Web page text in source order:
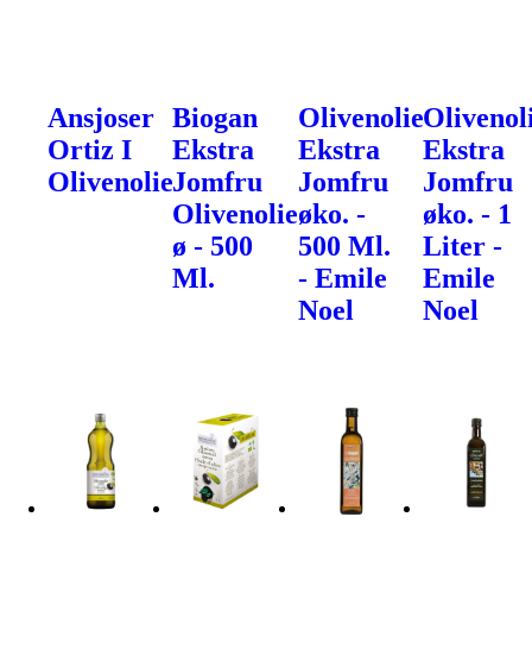
Ansjoser
Ortiz I
Olivenolie
Biogan
Ekstra
Jomfru
Olivenolie
ø - 500
Ml.
Olivenolie
Ekstra
Jomfru
øko. -
500 Ml.
- Emile
Noel
Ekstra
Jomfru
øko. - 1
Liter -
Emile
Noel